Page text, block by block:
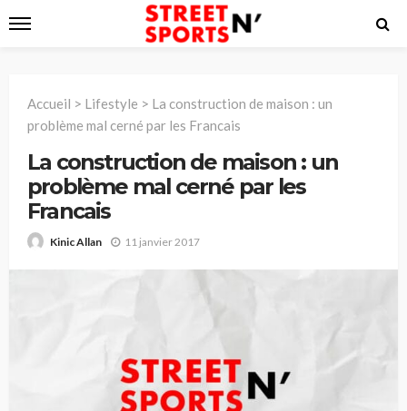
Accueil > Lifestyle > La construction de maison : un
problème mal cerné par les Francais
La construction de maison : un
problème mal cerné par les
Francais
Kinic Allan 11 janvier 2017